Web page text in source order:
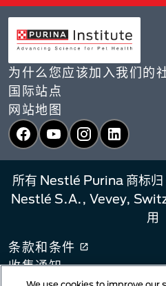
为什么您应该加入我们的
国际站点
网站地图
Facebook
YouTubeInstagram
所有 Nestlé Purina 商标
Nestlé S.A., Vevey,
用
条款和条件
收集通知